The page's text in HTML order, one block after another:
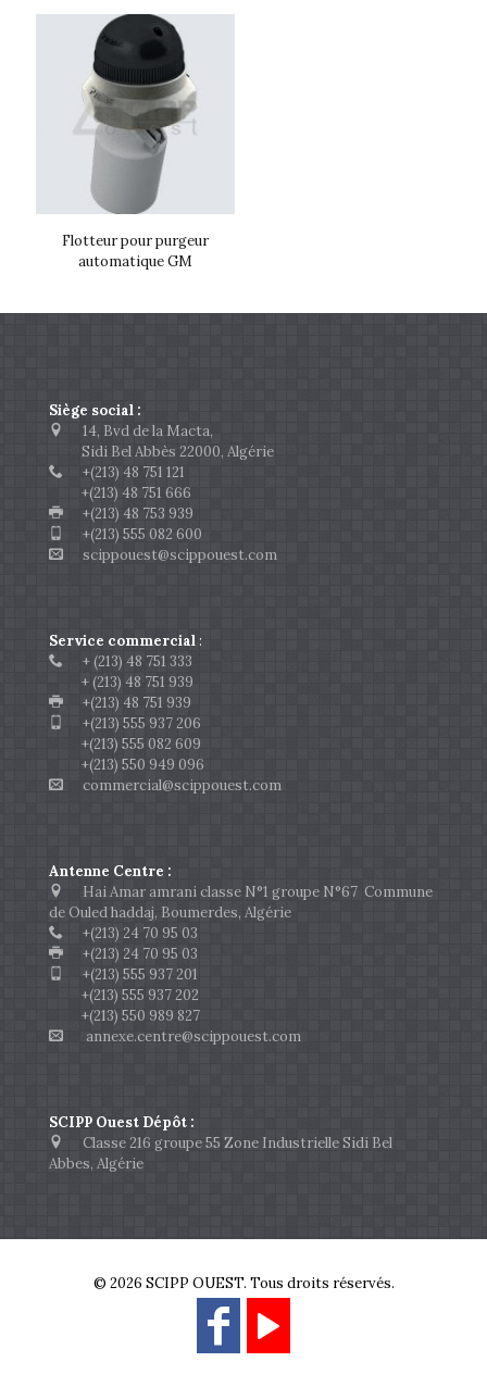
Flotteur pour purgeur
automatique GM
Siège social :
14, Bvd de la Macta,
Sidi Bel Abbès 22000, Algérie
+(213) 48 751 121
+(213) 48 751 666
+(213) 48 753 939
+(213) 555 082 600
scippouest@scippouest.com
Service commercial:
+ (213) 48 751 333
+ (213) 48 751 939
+(213) 48 751 939
+(213) 555 937 206
+(213) 555 082 609
+(213) 550 949 096
commercial@scippouest.com
Antenne Centre :
Hai Amar amrani classe N°1 groupe N°67 Commune
de Ouled haddaj, Boumerdes, Algérie
+(213) 24 70 95 03
+(213) 24 70 95 03
+(213) 555 937 201
+(213) 555 937 202
+(213) 550 989 827
annexe.centre@scippouest.com
SCIPP Ouest Dépôt :
Classe 216 groupe 55 Zone Industrielle Sidi Bel
Abbes, Algérie
© 2026 SCIPP OUEST. Tous droits réservés.